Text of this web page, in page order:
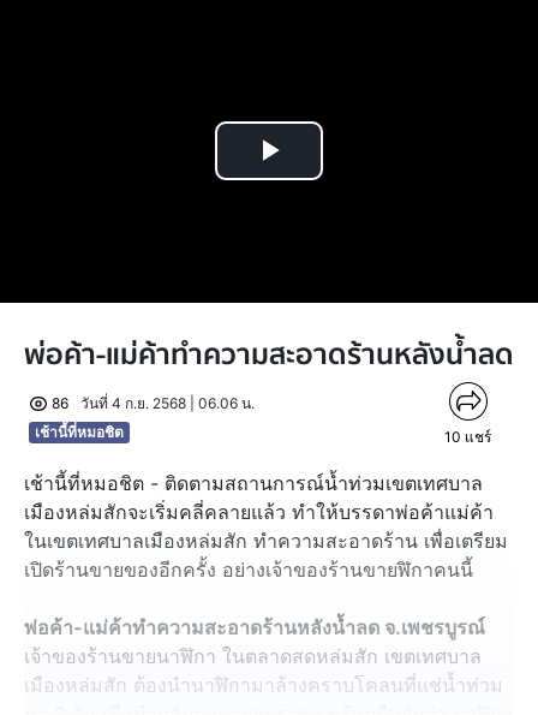
Play
พ่อค้า-แม่ค้าทำความสะอาดร้านหลังน้ำลด
86
วันที่ 4 ก.ย. 2568 | 06.06 น.
เช้านี้ที่หมอชิต
10 แชร์
เช้านี้ที่หมอชิต - ติดตามสถานการณ์น้ำท่วมเขตเทศบาล
เมืองหล่มสักจะเริ่มคลี่คลายแล้ว ทำให้บรรดาพ่อค้าแม่ค้า
ในเขตเทศบาลเมืองหล่มสัก ทำความสะอาดร้าน เพื่อเตรียม
เปิดร้านขายของอีกครั้ง อย่างเจ้าของร้านขายฬิกาคนนี้
พ่อค้า-แม่ค้าทำความสะอาดร้านหลังน้ำลด จ.เพชรบูรณ์
เจ้าของร้านขายนาฬิกา ในตลาดสดหล่มสัก เขตเทศบาล
เมืองหล่มสัก ต้องนำนาฬิกามาล้างคราบโคลนที่แช่น้ำท่วม